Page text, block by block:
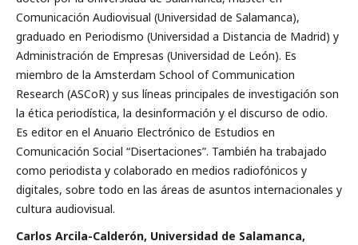
Comunicación Audiovisual (Universidad de Salamanca),
graduado en Periodismo (Universidad a Distancia de Madrid) y
Administración de Empresas (Universidad de León). Es
miembro de la Amsterdam School of Communication
Research (ASCoR) y sus líneas principales de investigación son
la ética periodística, la desinformación y el discurso de odio.
Es editor en el Anuario Electrónico de Estudios en
Comunicación Social “Disertaciones”. También ha trabajado
como periodista y colaborado en medios radiofónicos y
digitales, sobre todo en las áreas de asuntos internacionales y
cultura audiovisual.
Carlos Arcila-Calderón, Universidad de Salamanca,